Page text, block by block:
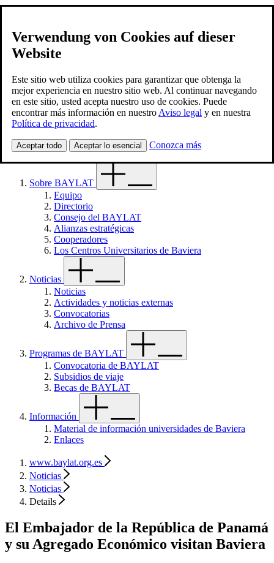
Verwendung von Cookies auf dieser
Website
Este sitio web utiliza cookies para garantizar que obtenga la
mejor experiencia en nuestro sitio web. Al continuar navegando
en este sitio, usted acepta nuestro uso de cookies. Puede
encontrar más información en nuestro Aviso legal y en nuestra
Política de privacidad.
Aceptar todo Aceptar lo esencial Conozca más
Contacto
Spanish
Búsqueda
Búsqueda
Menú
Sobre BAYLAT
Equipo
Directorio
Consejo del BAYLAT
Alianzas estratégicas
Cooperadores
Los Centros Universitarios de Baviera
Noticias
Noticias
Actividades y noticias externas
Convocatorias
Archivo de Prensa
Programas de BAYLAT
Convocatoria de BAYLAT
Subsidios de viaje
Becas de BAYLAT
Información
Material de información universidades de Baviera
Enlaces
www.baylat.org.es
Noticias
Noticias
Details
El Embajador de la República de Panamá
y su Agregado Económico visitan Baviera